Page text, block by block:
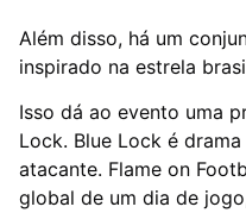
Além disso, há um
inspirado na estrela
Isso dá ao evento uma
Lock. Blue Lock é
atacante. Flame on
global de um dia de